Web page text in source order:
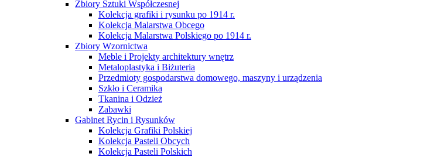
Zbiory Sztuki Współczesnej
Kolekcja grafiki i rysunku po 1914 r.
Kolekcja Malarstwa Obcego
Kolekcja Malarstwa Polskiego po 1914 r.
Zbiory Wzornictwa
Meble i Projekty architektury wnętrz
Metaloplastyka i Biżuteria
Przedmioty gospodarstwa domowego, maszyny i urządzenia
Szkło i Ceramika
Tkanina i Odzież
Zabawki
Gabinet Rycin i Rysunków
Kolekcja Grafiki Polskiej
Kolekcja Pasteli Obcych
Kolekcja Pasteli Polskich